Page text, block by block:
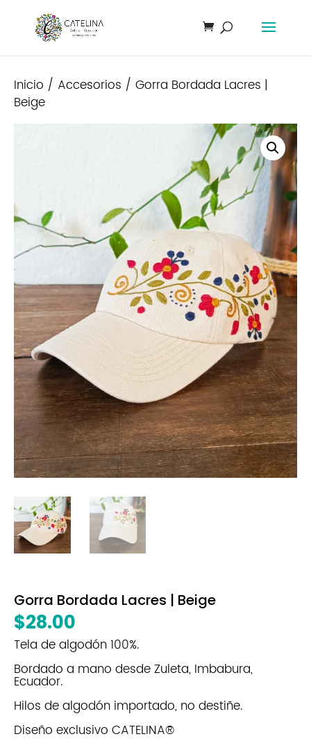
Inicio / Accesorios / Gorra Bordada Lacres |
Beige
Gorra Bordada Lacres | Beige
$28.00
Tela de algodón 100%.
Bordado a mano desde Zuleta, Imbabura,
Ecuador.
Hilos de algodón importado, no destiñe.
Diseño exclusivo CATELINA®